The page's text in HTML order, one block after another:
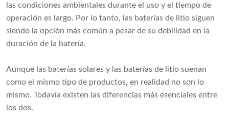
las condiciones ambientales durante el uso y el tiempo de
operación es largo. Por lo tanto, las baterías de litio siguen
siendo la opción más común a pesar de su debilidad en la
duración de la batería.
Aunque las baterías solares y las baterías de litio suenan
como el mismo tipo de productos, en realidad no son lo
mismo. Todavía existen las diferencias más esenciales entre
los dos.